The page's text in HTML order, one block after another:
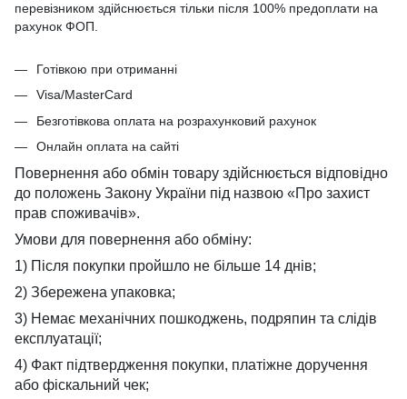
перевізником здійснюється тільки після 100% предоплати на
рахунок ФОП.
Готівкою при отриманні
Visa/MasterCard
Безготівкова оплата на розрахунковий рахунок
Онлайн оплата на сайті
Повернення або обмін товару здійснюється відповідно
до положень Закону України під назвою «Про захист
прав споживачів».
Умови для повернення або обміну:
1) Після покупки пройшло не більше 14 днів;
2) Збережена упаковка;
3) Немає механічних пошкоджень, подряпин та слідів
експлуатації;
4) Факт підтвердження покупки, платіжне доручення
або фіскальний чек;